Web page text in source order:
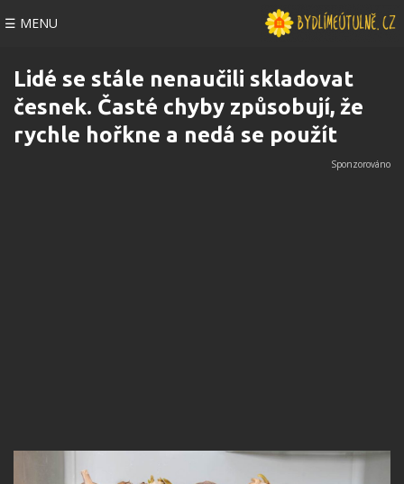
☰ MENU
Lidé se stále nenaučili skladovat
česnek. Časté chyby způsobují, že
rychle hořkne a nedá se použít